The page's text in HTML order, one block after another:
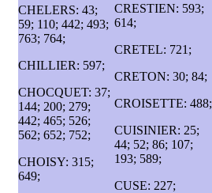
CHELERS: 43;
59; 110; 442; 493;
763; 764;
CHILLIER: 597;
CHOCQUET: 37;
144; 200; 279;
442; 465; 526;
562; 652; 752;
CHOISY: 315;
649;
CRESTIEN: 593;
614;
CRETEL: 721;
CRETON: 30; 84;
CROISETTE: 488;
CUISINIER: 25;
44; 52; 86; 107;
193; 589;
CUSE: 227;